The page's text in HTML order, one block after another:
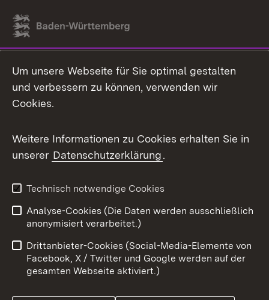
Link zum Landesportal
Um unsere Webseite für Sie optimal gestalten
und verbessern zu können, verwenden wir
Cookies.
Weitere Informationen zu Cookies erhalten Sie in
unserer Datenschutzerklärung.
Technisch notwendige Cookies
Analyse-Cookies (Die Daten werden ausschließlich
anonymisiert verarbeitet.)
Drittanbieter-Cookies (Social-Media-Elemente von
Facebook, X / Twitter und Google werden auf der
gesamten Webseite aktiviert.)